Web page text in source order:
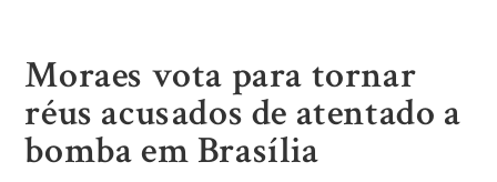
Moraes vota para tornar
réus acusados de atentado a
bomba em Brasília